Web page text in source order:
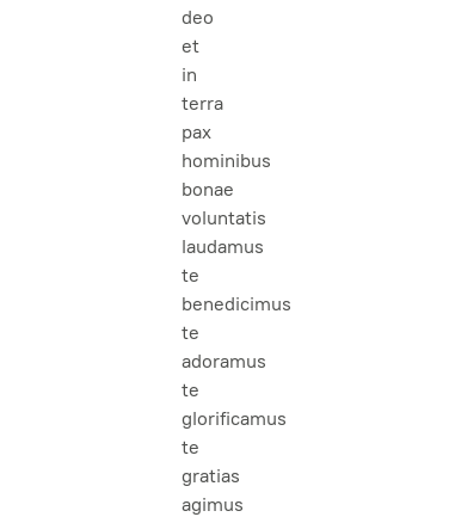
deo
et
in
terra
pax
hominibus
bonae
voluntatis
laudamus
te
benedicimus
te
adoramus
te
glorificamus
te
gratias
agimus